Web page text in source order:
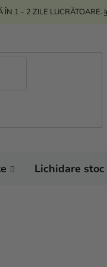
ÎN 1 - 2 ZILE LUCRĂTOARE.
Lichidare stoc